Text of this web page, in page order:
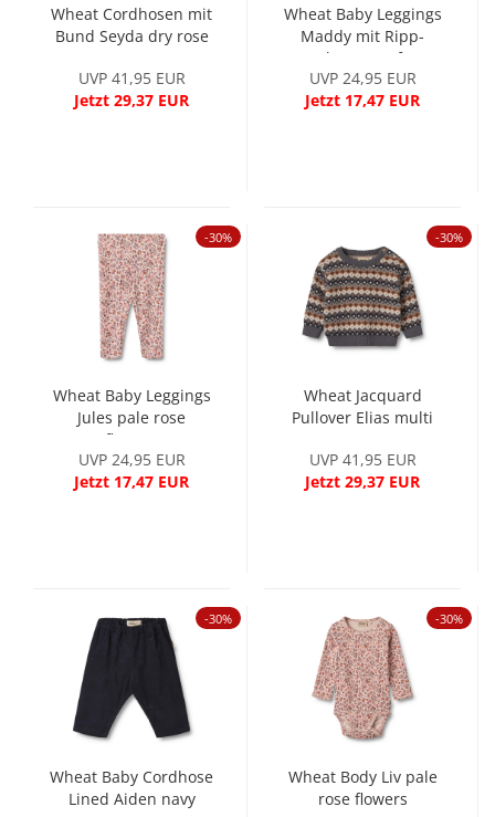
Wheat Cordhosen mit
Bund Seyda dry rose
UVP 41,95 EUR
Jetzt 29,37 EUR
Wheat Baby Leggings
Maddy mit Ripp-
Struktur rose frost
UVP 24,95 EUR
Jetzt 17,47 EUR
-30%
Wheat Baby Leggings
Jules pale rose
flowers
UVP 24,95 EUR
Jetzt 17,47 EUR
-30%
Wheat Jacquard
Pullover Elias multi
UVP 41,95 EUR
Jetzt 29,37 EUR
-30%
Wheat Baby Cordhose
Lined Aiden navy
-30%
Wheat Body Liv pale
rose flowers